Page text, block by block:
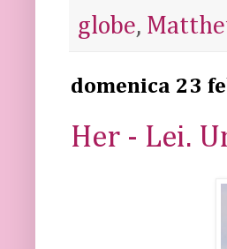
globe,
domenica 23
Her - Lei.